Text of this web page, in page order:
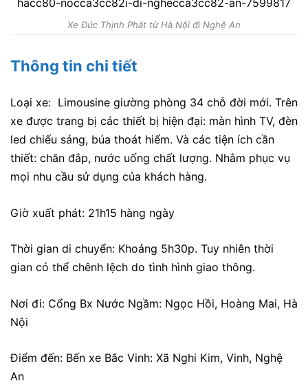
Xe Đức Thịnh Phát từ Hà Nội đi Nghệ An
Thông tin chi tiết
Loại xe: Limousine giường phòng 34 chỗ đời mới. Trên
xe được trang bị các thiết bị hiện đại: màn hình TV, đèn
led chiếu sáng, búa thoát hiểm. Và các tiện ích cần
thiết: chăn đắp, nước uống chất lượng. Nhằm phục vụ
mọi nhu cầu sử dụng của khách hàng.
Giờ xuất phát: 21h15 hàng ngày
Thời gian di chuyển: Khoảng 5h30p. Tuy nhiên thời
gian có thể chênh lệch do tình hình giao thông.
Nơi đi: Cổng Bx Nước Ngầm: Ngọc Hồi, Hoàng Mai, Hà
Nội
Điểm đến: Bến xe Bắc Vinh: Xã Nghi Kim, Vinh, Nghệ
An